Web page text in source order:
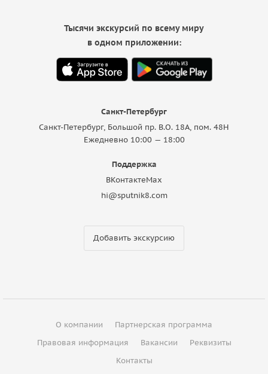
Санкт-Петербург
Санкт-Петербург, Большой пр. В.О. 18A, пом. 48Н
Ежедневно 10:00 — 18:00
Поддержка
ВКонтактеMax
hi@sputnik8.com
Добавить экскурсию
Тысячи экскурсий по всему миру
в одном приложении:
О компании
Партнерская программа
Правовая информация
Вакансии
Реквизиты
Контакты